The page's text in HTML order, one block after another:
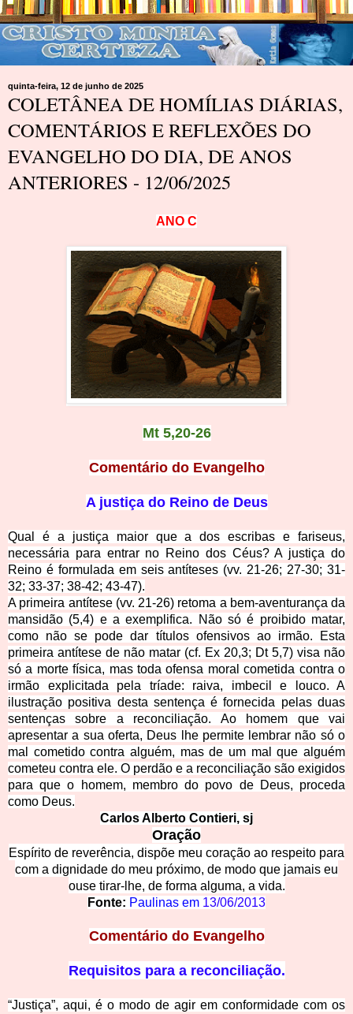
quinta-feira, 12 de junho de 2025
COLETÂNEA DE HOMÍLIAS DIÁRIAS,
COMENTÁRIOS E REFLEXÕES DO
EVANGELHO DO DIA, DE ANOS
ANTERIORES - 12/06/2025
A NO C
Mt 5,20-26
Comentário do Evangelho
A justiça do Reino de Deus
Qual é a justiça maior que a dos escribas e fariseus,
necessária para entrar no Reino dos Céus? A justiça do
Reino é formulada em seis antíteses (vv. 21-26; 27-30; 31-
32; 33-37; 38-42; 43-47).
A primeira antítese (vv. 21-26) retoma a bem-aventurança da
mansidão (5,4) e a exemplifica. Não só é proibido matar,
como não se pode dar títulos ofensivos ao irmão. Esta
primeira antítese de não matar (cf. Ex 20,3; Dt 5,7) visa não
só a morte física, mas toda ofensa moral cometida contra o
irmão explicitada pela tríade: raiva, imbecil e louco. A
ilustração positiva desta sentença é fornecida pelas duas
sentenças sobre a reconciliação. Ao homem que vai
apresentar a sua oferta, Deus lhe permite lembrar não só o
mal cometido contra alguém, mas de um mal que alguém
cometeu contra ele. O perdão e a reconciliação são exigidos
para que o homem, membro do povo de Deus, proceda
como Deus.
Carlos Alberto Contieri, sj
Oração
Espírito de reverência, dispõe meu coração ao respeito para
com a dignidade do meu próximo, de modo que jamais eu
ouse tirar-lhe, de forma alguma, a vida.
Fonte: Paulinas em 13/06/2013
Comentário do Evangelho
Requisitos para a reconciliação.
“Justiça”, aqui, é o modo de agir em conformidade com os